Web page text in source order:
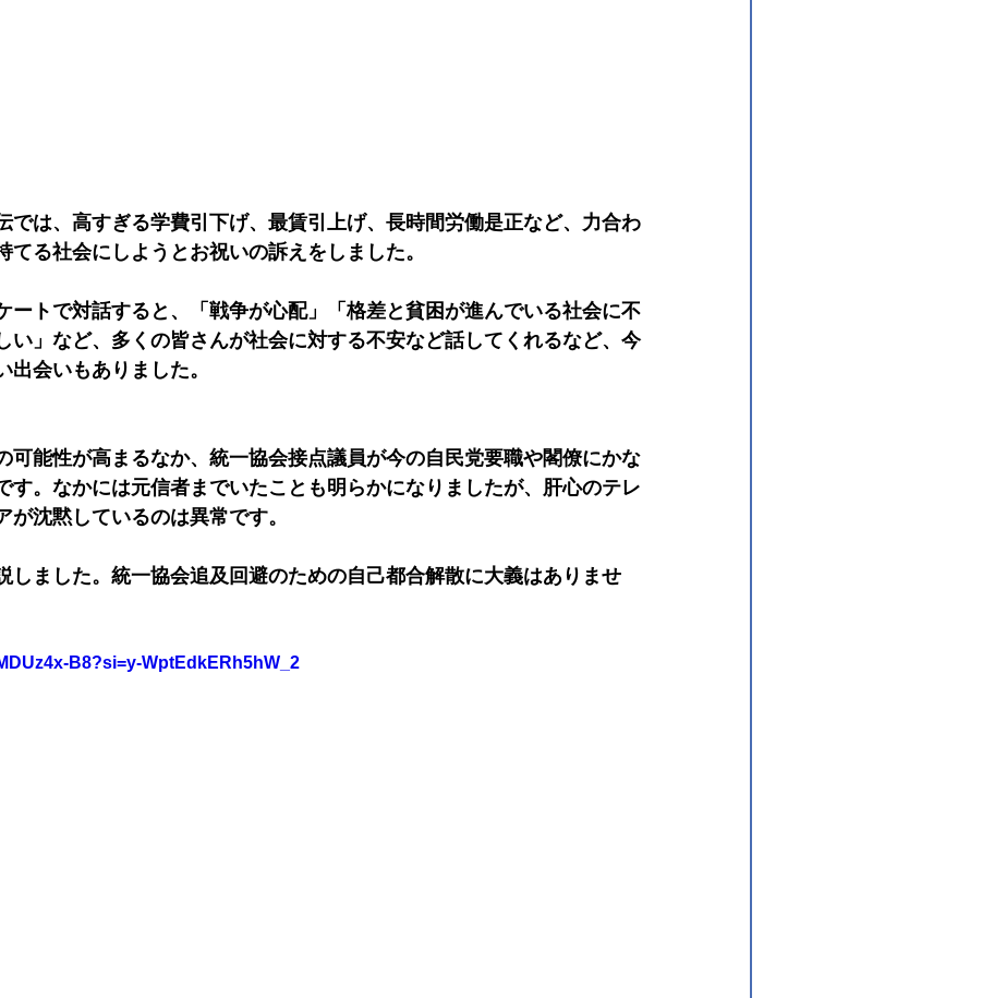
では、高すぎる学費引下げ、最賃引上げ、長時間労働是正など、力合わ
てる社会にしようとお祝いの訴えをしました。
ートで対話すると、「戦争が心配」「格差と貧困が進んでいる社会に不
い」など、多くの皆さんが社会に対する不安など話してくれるなど、今
出会いもありました。
可能性が高まるなか、統一協会接点議員が今の自民党要職や閣僚にかな
す。なかには元信者までいたことも明らかになりましたが、肝心のテレ
が沈黙しているのは異常です。
しました。統一協会追及回避のための自己都合解散に大義はありませ
B8?si=y-WptEdkERh5hW_2